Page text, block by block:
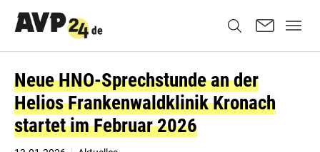
Neue HNO-Sprechstunde an der
Helios Frankenwaldklinik Kronach
startet im Februar 2026